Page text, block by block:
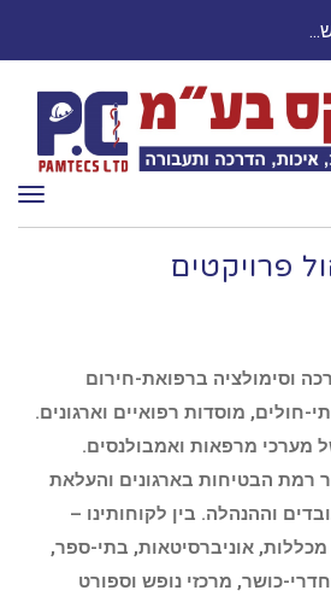
עבור: 03-9503524
פרויקטים
וסימולציה ברפואת-חירום
חולים, מוסדות רפואיים וארגונים.
מערכי מרפאות ואמבולנסים.
רמת הבטיחות בארגונים והעלאת
וההנהלה. בין לקוחותינו –
אוניברסיטאות, בתי-ספר,
כושר, מרכזי נופש וספורט